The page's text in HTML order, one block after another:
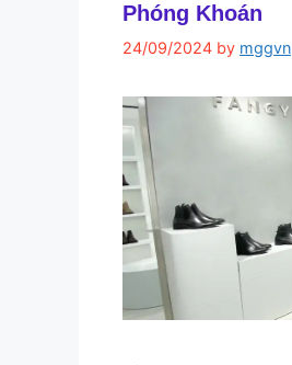
Phóng Khoán
24/09/2024 by mggvn